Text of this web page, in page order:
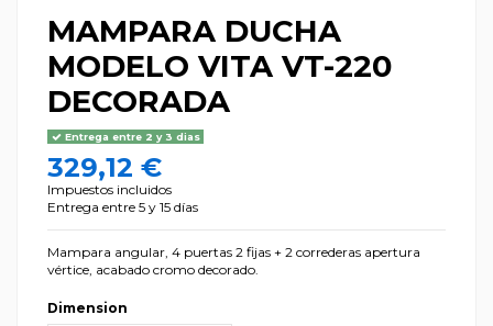
MAMPARA DUCHA
MODELO VITA VT-220
DECORADA
Entrega entre 2 y 3 dias
329,12 €
Impuestos incluidos
Entrega entre 5 y 15 días
Mampara angular, 4 puertas 2 fijas + 2 correderas apertura
vértice, acabado cromo decorado.
Dimension